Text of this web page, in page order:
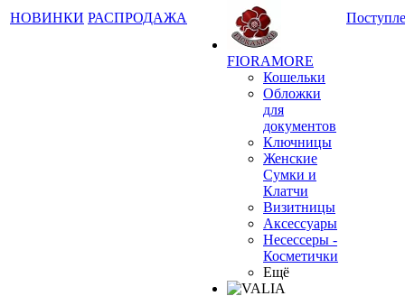
НОВИНКИ РАСПРОДАЖА
FIORAMORE
Кошельки
Обложки
для
документов
Ключницы
Женские
Сумки и
Клатчи
Визитницы
Аксессуары
Несессеры -
Косметички
Ещё